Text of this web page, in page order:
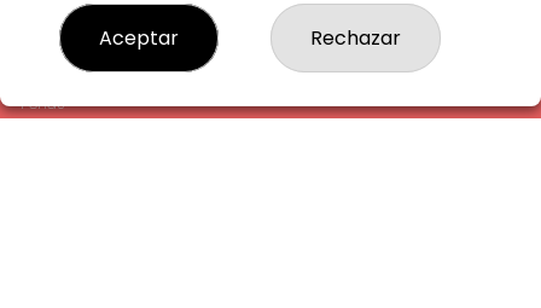
Contacto
Empresas
Peñas
Aceptar Rechazar